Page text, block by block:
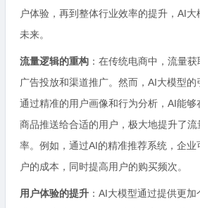
户体验，再到整体行业效率的提升，AI
未来。
流量逻辑的重构 ：在传统电商中，流量
广告投放和渠道推广。然而，AI大模型的
通过精准的用户画像和行为分析，AI能
商品推送给合适的用户，极大地提升了
率。例如，通过AI的精准推荐系统，企业
户的成本，同时提高用户的购买频次。
用户体验的提升 ：AI大模型通过提供更